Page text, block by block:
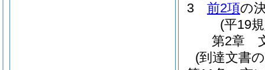
3
前2項の
(平19
第2章
(到達文書